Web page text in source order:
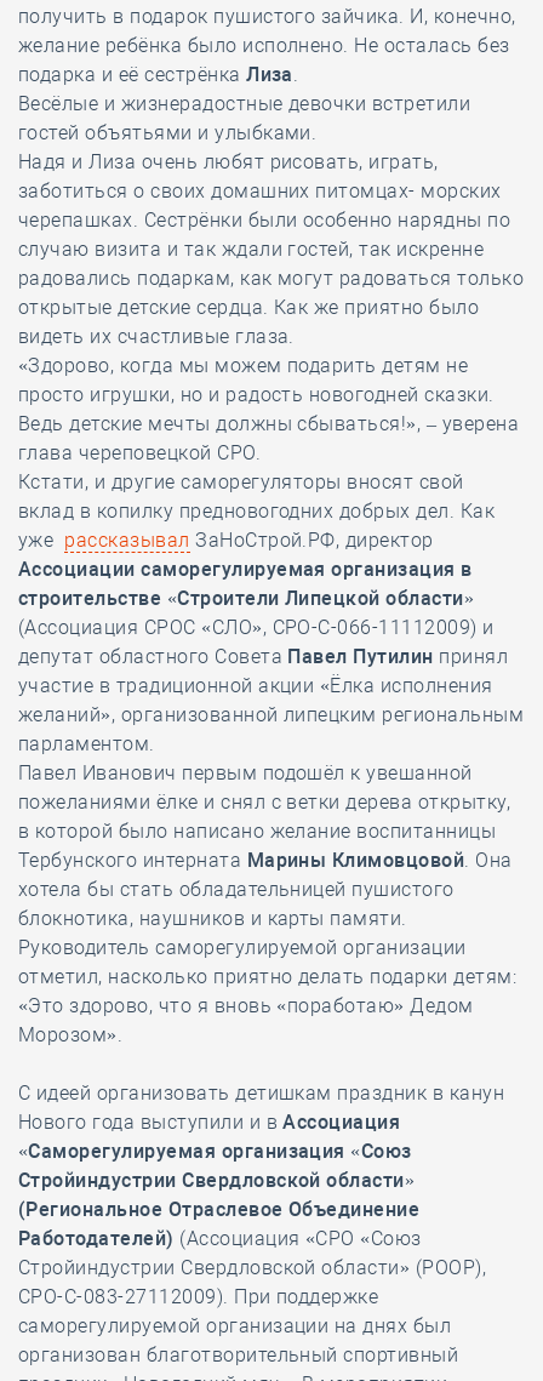
получить в подарок пушистого зайчика. И, конечно,
желание ребёнка было исполнено. Не осталась без
подарка и её сестрёнкаЛиза.
Весёлые и жизнерадостные девочки встретили
гостей объятьями и улыбками.
Надя и Лиза очень любят рисовать, играть,
заботиться о своих домашних питомцах- морских
черепашках. Сестрёнки были особенно нарядны по
случаю визита и так ждали гостей, так искренне
радовались подаркам, как могут радоваться только
открытые детские сердца. Как же приятно было
видеть их счастливые глаза.
«Здорово, когда мы можем подарить детям не
просто игрушки, но и радость новогодней сказки.
Ведь детские мечты должны сбываться!», – уверена
глава череповецкой СРО.
Кстати, и другие саморегуляторы вносят свой
вклад в копилку предновогодних добрых дел. Как
уже рассказывал ЗаНоСтрой.РФ, директор
Ассоциации саморегулируемая организация в
строительстве «Строители Липецкой области»
(Ассоциация СРОС «СЛО», СРО-С-066-11112009) и
депутат областного Совета Павел Путилин принял
участие в традиционной акции «Ёлка исполнения
желаний», организованной липецким региональным
парламентом.
Павел Иванович первым подошёл к увешанной
пожеланиями ёлке и снял с ветки дерева открытку,
в которой было написано желание воспитанницы
Тербунского интерната Марины Климовцовой. Она
хотела бы стать обладательницей пушистого
блокнотика, наушников и карты памяти.
Руководитель саморегулируемой организации
отметил, насколько приятно делать подарки детям:
«Это здорово, что я вновь «поработаю» Дедом
Морозом».
С идеей организовать детишкам праздник в канун
Нового года выступили и вАссоциация
«Саморегулируемая организация «Союз
Стройиндустрии Свердловской области»
(Региональное Отраслевое Объединение
Работодателей) (Ассоциация «СРО «Союз
Стройиндустрии Свердловской области» (РООР),
СРО-С-083-27112009). При поддержке
саморегулируемой организации на днях был
организован благотворительный спортивный